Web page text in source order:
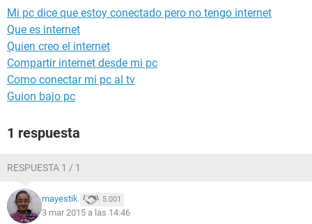
Mi pc dice que estoy conectado pero no tengo internet
Que es internet
Quien creo el internet
Compartir internet desde mi pc
Como conectar mi pc al tv
Guion bajo pc
1 respuesta
RESPUESTA 1 / 1
mayestik 5.001
3 mar 2015 a las 14:46